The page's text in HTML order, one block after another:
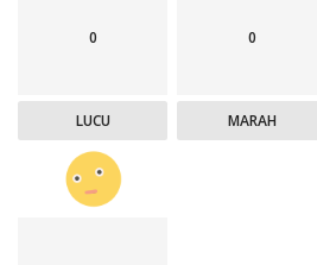
0
LUCU
0
MARAH